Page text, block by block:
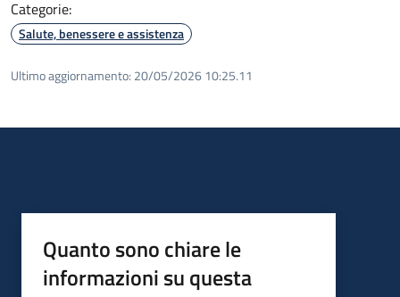
Categorie:
Salute, benessere e assistenza
Ultimo aggiornamento: 20/05/2026 10:25.11
Quanto sono chiare le
informazioni su questa